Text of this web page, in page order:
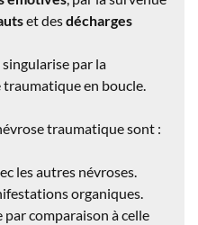
et desdécharges
singularise par la
en boucle.
traumatique sont :
les autres névroses.
organiques.
comparaison à celle